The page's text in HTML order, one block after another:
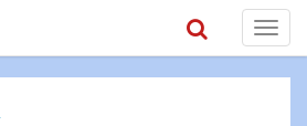
Toggle